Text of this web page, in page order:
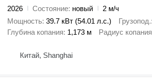
2026
Состояние новый
2 м/ч
Мощность 39.7 кВт (54.01 л.с.) Грузопод.
Глубина копания 1,173 м Радиус копания
Китай, Shanghai